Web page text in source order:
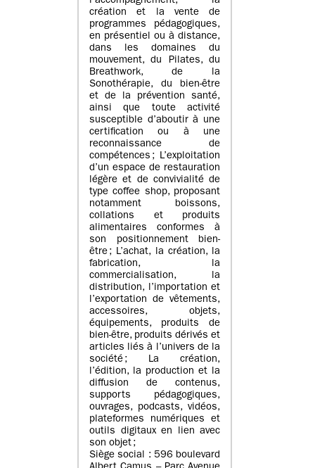
création et la vente de
programmes pédagogiques,
en présentiel ou à distance,
dans les domaines du
mouvement, du Pilates, du
Breathwork, de la
Sonothérapie, du bien-être
et de la prévention santé,
ainsi que toute activité
susceptible d’aboutir à une
certification ou à une
reconnaissance de
compétences ; L’exploitation
d’un espace de restauration
légère et de convivialité de
type coffee shop, proposant
notamment boissons,
collations et produits
alimentaires conformes à
son positionnement bien-
être ; L’achat, la création, la
fabrication, la
commercialisation, la
distribution, l’importation et
l’exportation de vêtements,
accessoires, objets,
équipements, produits de
bien-être, produits dérivés et
articles liés à l’univers de la
société ; La création,
l’édition, la production et la
diffusion de contenus,
supports pédagogiques,
ouvrages, podcasts, vidéos,
plateformes numériques et
outils digitaux en lien avec
son objet ;
Siège social : 596 boulevard